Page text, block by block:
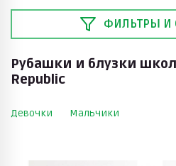
ФИЛЬТРЫ И
Рубашки и блузки
Republic
Девочки Мальчики